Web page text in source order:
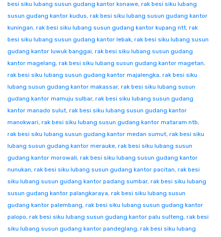
besi siku lubang susun gudang kantor konawe, rak besi siku lubang
susun gudang kantor kudus, rak besi siku lubang susun gudang kantor
kuningan, rak besi siku lubang susun gudang kantor kupang ntt, rak
besi siku lubang susun gudang kantor lebak, rak besi siku lubang susun
gudang kantor luwuk banggai, rak besi siku lubang susun gudang
kantor magelang, rak besi siku lubang susun gudang kantor magetan,
rak besi siku lubang susun gudang kantor majalengka, rak besi siku
lubang susun gudang kantor makassar, rak besi siku lubang susun
gudang kantor mamuju sulbar, rak besi siku lubang susun gudang
kantor manado sulut, rak besi siku lubang susun gudang kantor
manokwari, rak besi siku lubang susun gudang kantor mataram ntb,
rak besi siku lubang susun gudang kantor medan sumut, rak besi siku
lubang susun gudang kantor merauke, rak besi siku lubang susun
gudang kantor morowali, rak besi siku lubang susun gudang kantor
nunukan, rak besi siku lubang susun gudang kantor pacitan, rak besi
siku lubang susun gudang kantor padang sumbar, rak besi siku lubang
susun gudang kantor palangkaraya, rak besi siku lubang susun
gudang kantor palembang, rak besi siku lubang susun gudang kantor
palopo, rak besi siku lubang susun gudang kantor palu sulteng, rak besi
siku lubang susun gudang kantor pandeglang, rak besi siku lubang